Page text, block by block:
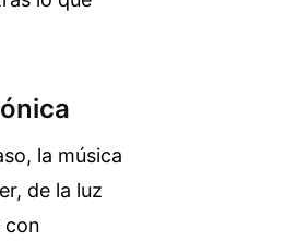
la música
de la luz
con